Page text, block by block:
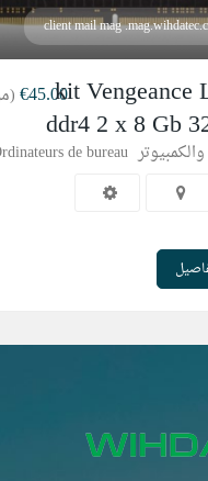
client mail mag
€45.00kit Vengeance
ddr4 2 x 8 Gb
de bureau